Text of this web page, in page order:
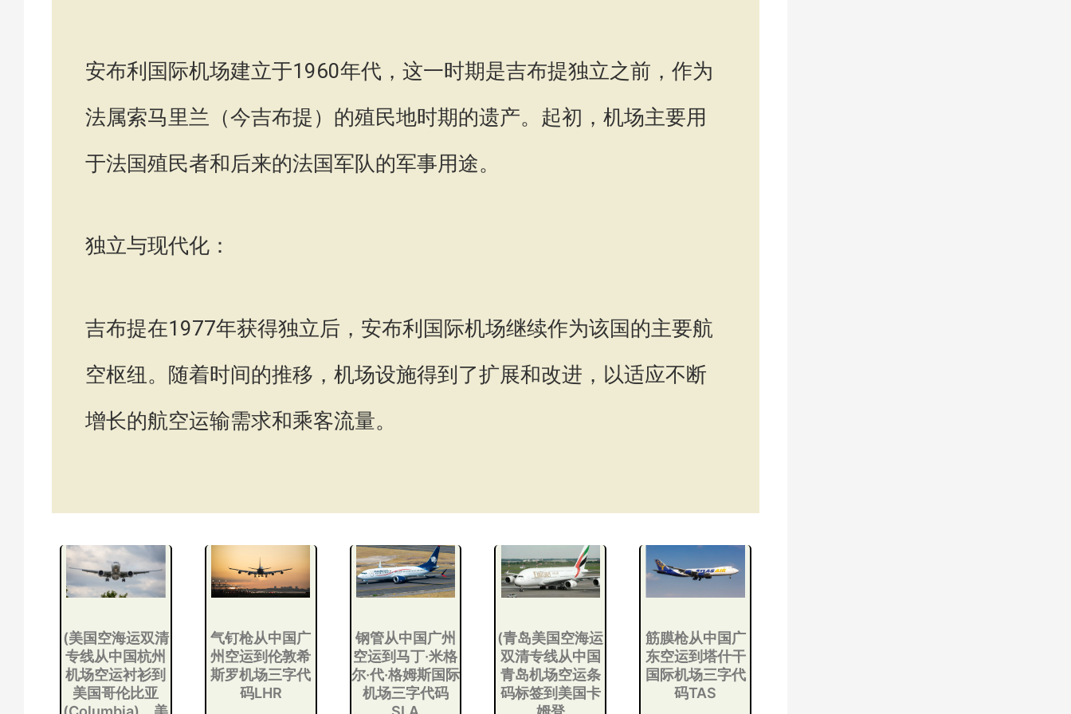
安布利国际机场建立于1960年代，这一时期是吉布提独立之前，作为
法属索马里兰（今吉布提）的殖民地时期的遗产。起初，机场主要用
于法国殖民者和后来的法国军队的军事用途。
独立与现代化：
吉布提在1977年获得独立后，安布利国际机场继续作为该国的主要航
空枢纽。随着时间的推移，机场设施得到了扩展和改进，以适应不断
增长的航空运输需求和乘客流量。
(美国空海运双清
专线从中国杭州
机场空运衬衫到
美国哥伦比亚
气钉枪从中国广
州空运到伦敦希
斯罗机场三字代
码LHR
钢管从中国广州
空运到马丁·米格
尔·代·格姆斯国际
机场三字代码
(青岛美国空海运
双清专线从中国
青岛机场空运条
码标签到美国卡
筋膜枪从中国广
东空运到塔什干
国际机场三字代
码TAS